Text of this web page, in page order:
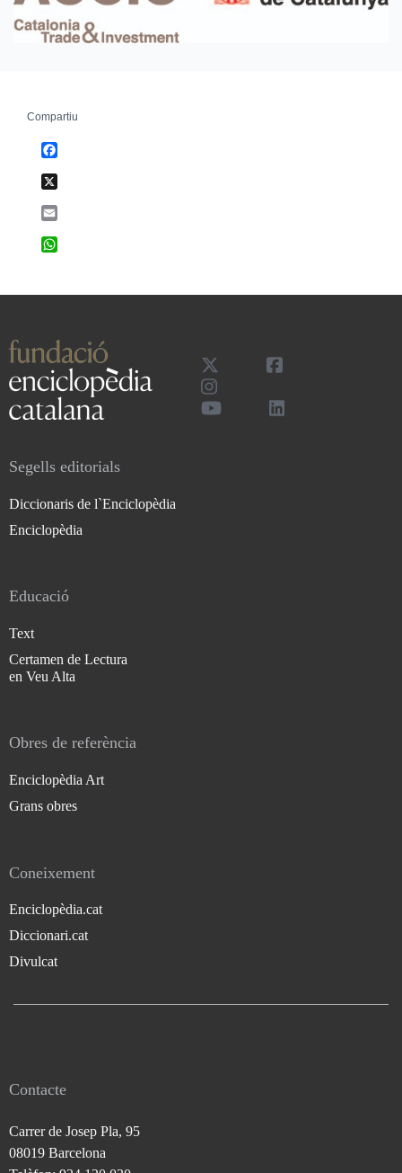
Compartiu
Segells editorials
Diccionaris de l`Enciclopèdia
Enciclopèdia
Educació
Text
Certamen de Lectura
en Veu Alta
Obres de referència
Enciclopèdia Art
Grans obres
Coneixement
Enciclopèdia.cat
Diccionari.cat
Divulcat
Contacte
Carrer de Josep Pla, 95
08019 Barcelona